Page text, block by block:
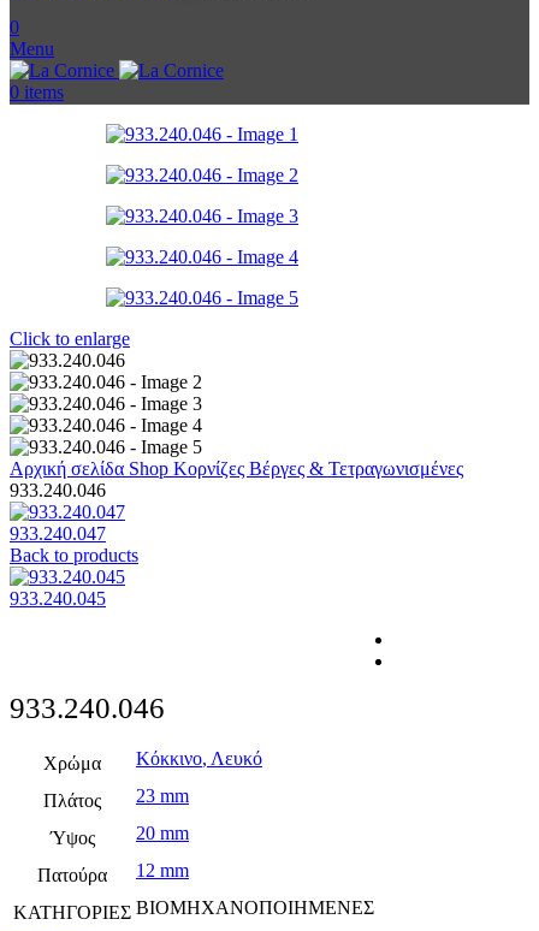
0
Menu
0 items
Click to enlarge
Αρχική σελίδα Shop Κορνίζες Βέργες & Τετραγωνισμένες
933.240.046
933.240.047
Back to products
933.240.045
933.240.046
Χρώμα Κόκκινο, Λευκό
Πλάτος 23 mm
Ύψος 20 mm
Πατούρα 12 mm
ΚΑΤΗΓΟΡΙΕΣ ΒΙΟΜΗΧΑΝΟΠΟΙΗΜΕΝΕΣ